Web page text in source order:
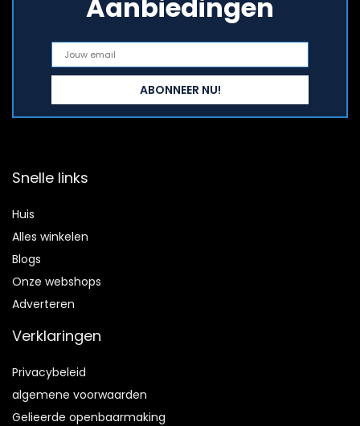
Aanbiedingen
Snelle links
Huis
Alles winkelen
Blogs
Onze webshops
Adverteren
Verklaringen
Privacybeleid
algemene voorwaarden
Gelieerde openbaarmaking